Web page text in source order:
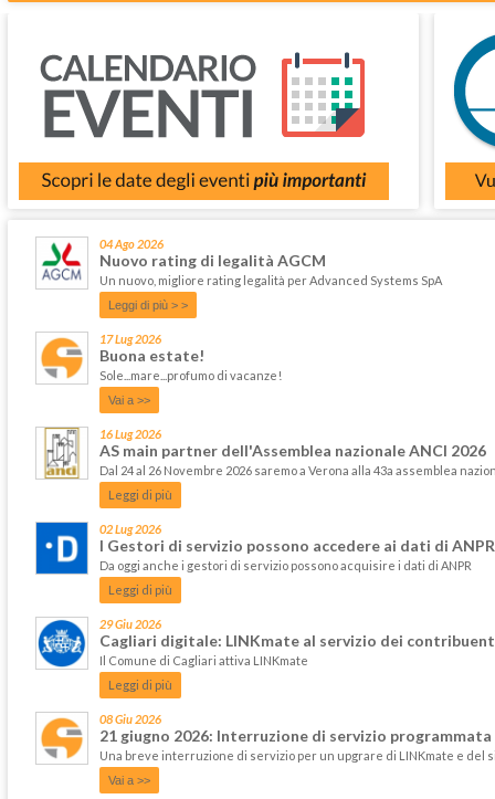
04 Ago 2026
Nuovo rating di legalità AGCM
Un nuovo, migliore rating legalità per Advanced Systems SpA
Leggi di più > >
17 Lug 2026
Buona estate!
Sole...mare...profumo di vacanze!
Vai a >>
16 Lug 2026
AS main partner dell'Assemblea nazionale ANCI 2026
Dal 24 al 26 Novembre 2026 saremo a Verona alla 43a assemblea
Leggi di più
02 Lug 2026
I Gestori di servizio possono accedere ai dati di ANPR
Da oggi anche i gestori di servizio possono acquisire i dati di ANPR
Leggi di più
29 Giu 2026
Cagliari digitale: LINKmate al servizio dei
Il Comune di Cagliari attiva LINKmate
Leggi di più
08 Giu 2026
21 giugno 2026: Interruzione di servizio programmata
Una breve interruzione di servizio per un upgrare di LINKmate e del
Vai a >>